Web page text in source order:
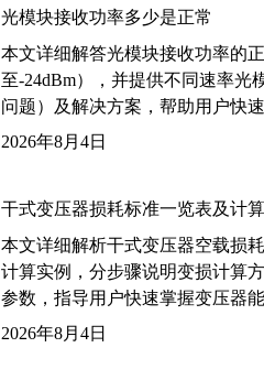
光模块接收功率多少是正常
本文详细解答光模块接收功率的
至-24dBm），并提供不同速率光
问题）及解决方案，帮助用户快
2026年8月4日
干式变压器损耗标准一览表及计
本文详细解析干式变压器空载损
计算实例，分步骤说明变损计算
参数，指导用户快速掌握变压器能
2026年8月4日